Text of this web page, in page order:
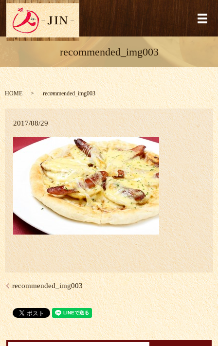
メ
recommended_img003
HOME recommended_img003
2017/08/29
recommended_img003